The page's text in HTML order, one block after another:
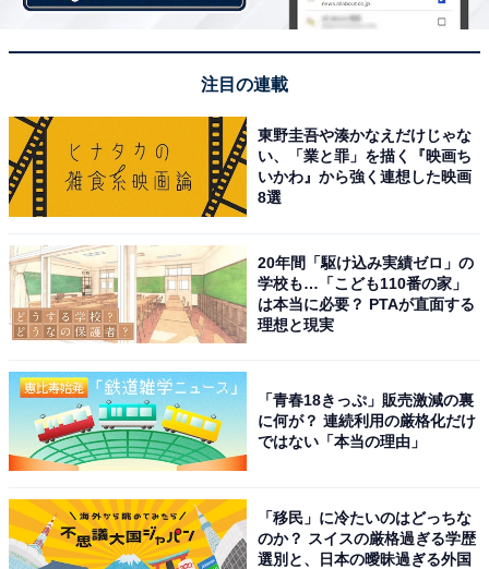
画像出典：TBS『マイファミリー』
注目の連載
東野圭吾や湊かなえだけじゃな
い、「業と罪」を描く『映画ち
いかわ』から強く連想した映画
8選
20年間「駆け込み実績ゼロ」の
学校も…「こども110番の家」
は本当に必要？ PTAが直面する
理想と現実
「青春18きっぷ」販売激減の裏
に何が？ 連続利用の厳格化だけ
ではない「本当の理由」
「移民」に冷たいのはどっちな
のか？ スイスの厳格過ぎる学歴
選別と、日本の曖昧過ぎる外国